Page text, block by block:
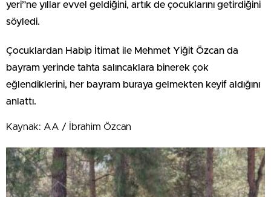
yeri”ne yıllar evvel geldiğini, artık de çocuklarını getirdiğini
söyledi.
Çocuklardan Habip İtimat ile Mehmet Yiğit Özcan da
bayram yerinde tahta salıncaklara binerek çok
eğlendiklerini, her bayram buraya gelmekten keyif aldığını
anlattı.
Kaynak: AA / İbrahim Özcan